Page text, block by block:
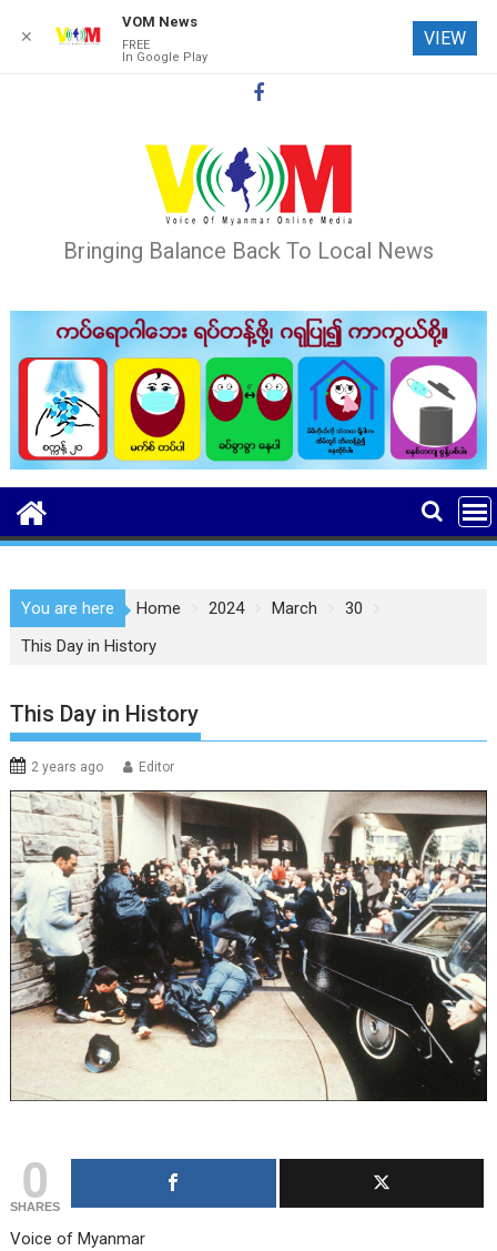
Bringing Balance Back To Local News
You are here Home 2024 March
30
This Day in History
This Day in History
2 years ago Editor
0
SHARES
Voice of Myanmar
✕
VOM News
FREE
In Google Play
VIEW